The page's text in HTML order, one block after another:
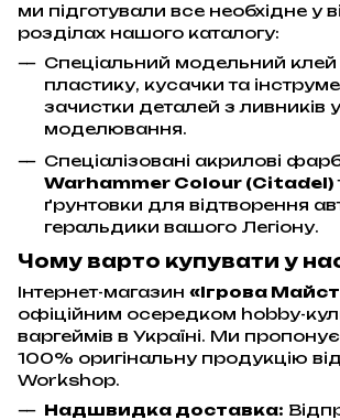
ми підготували все необхідне у
розділах нашого каталогу:
Спеціальний модельний
пластику, кусачки та
зачистки деталей з ливників у
моделювання.
Спеціалізовані акрилові
Warhammer Colour (Citadel)
ґрунтовки для відтворення
геральдики вашого Легіону.
Чому варто купувати у
Інтернет-магазин «Ігрова
офіційним осередком hobby-
варгеймів в Україні. Ми
100% оригінальну продукцію
Workshop.
Надшвидка доставка: